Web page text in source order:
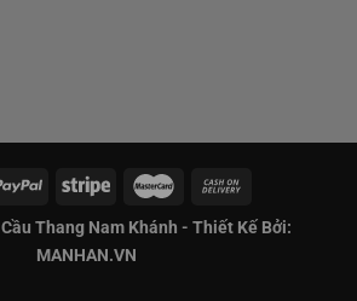
Cầu Thang Nam Khánh - Thiết Kế Bởi:
MANHAN.VN